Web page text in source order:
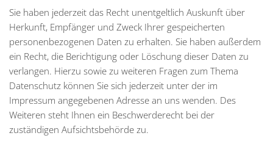
Sie haben jederzeit das Recht unentgeltlich Auskunft über
Herkunft, Empfänger und Zweck Ihrer gespeicherten
personenbezogenen Daten zu erhalten. Sie haben außerdem
ein Recht, die Berichtigung oder Löschung dieser Daten zu
verlangen. Hierzu sowie zu weiteren Fragen zum Thema
Datenschutz können Sie sich jederzeit unter der im
Impressum angegebenen Adresse an uns wenden. Des
Weiteren steht Ihnen ein Beschwerderecht bei der
zuständigen Aufsichtsbehörde zu.